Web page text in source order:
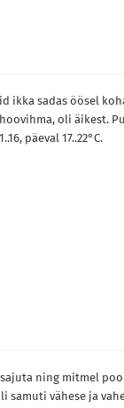
ikka sadas öösel
oli äikest.
päeval 17..22°C.
ning mitmel
samuti vähese ja